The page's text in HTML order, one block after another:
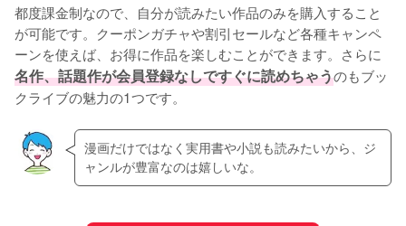
都度課金制なので、自分が読みたい作品のみを購入すること
が可能です。クーポンガチャや割引セールなど各種キャンペ
ーンを使えば、お得に作品を楽しむことができます。さらに
名作、話題作が会員登録なしですぐに読めちゃうのもブッ
クライブの魅力の1つです。
漫画だけではなく実用書や小説も読みたいから、ジ
ャンルが豊富なのは嬉しいな。